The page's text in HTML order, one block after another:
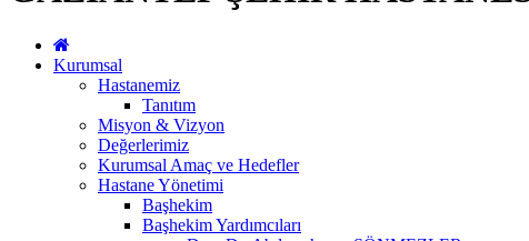
Kurumsal
Hastanemiz
Tanıtım
Misyon & Vizyon
Değerlerimiz
Kurumsal Amaç ve Hedefler
Hastane Yönetimi
Başhekim
Başhekim Yardımcıları